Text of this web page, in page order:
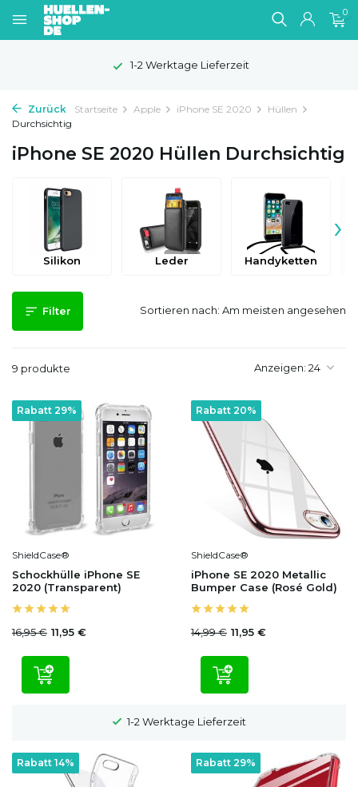
0
1-2 Werktage Lieferzeit
Zurück Startseite Apple iPhone SE 2020
Hüllen
Durchsichtig
iPhone SE 2020 Hüllen Durchsichtig
Silikon Leder Handyketten
›
Filter
9 produkte Anzeigen:
Sortieren nach:
Rabatt 29%
ShieldCase®
Schockhülle iPhone SE
2020 (Transparent)
16,95 € 11,95 €
Rabatt 20%
ShieldCase®
iPhone SE 2020 Metallic
Bumper Case (Rosé Gold)
14,99 € 11,95 €
Rabatt 14% Rabatt 29%